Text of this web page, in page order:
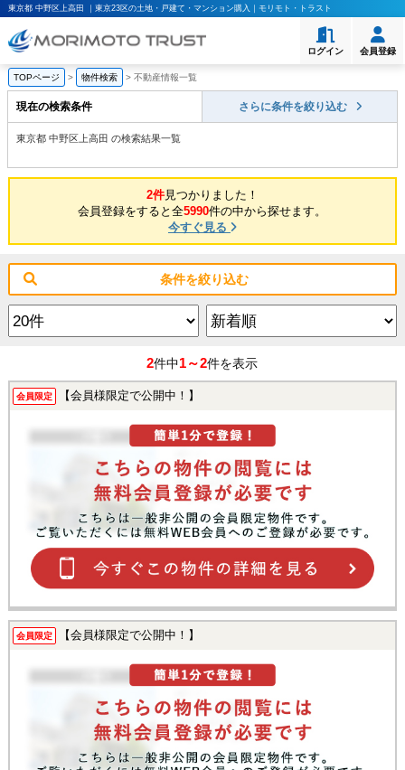
東京都 中野区上高田 ｜東京23区の土地・戸建て・マンション購入｜モリモト・トラスト
ログイン 会員登録
TOPページ > 物件検索 > 不動産情報一覧
現在の検索条件 さらに条件を絞り込む
東京都 中野区上高田 の検索結果一覧
2件見つかりました！
会員登録をすると全5990件の中から探せます。
今すぐ見る
条件を絞り込む
2件中1～2件を表示
会員限定 【会員様限定で公開中！】
会員限定 【会員様限定で公開中！】